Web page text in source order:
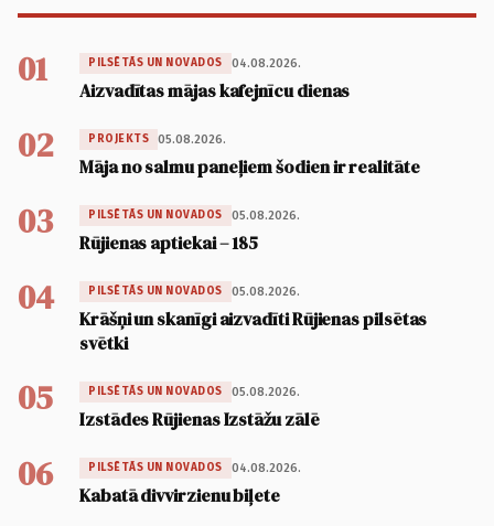
01 PILSĒTĀS UN NOVADOS 04.08.2026.
Aizvadītas mājas kafejnīcu dienas
02 PROJEKTS 05.08.2026.
Māja no salmu paneļiem šodien ir realitāte
03 PILSĒTĀS UN NOVADOS 05.08.2026.
Rūjienas aptiekai – 185
04 PILSĒTĀS UN NOVADOS 05.08.2026.
Krāšņi un skanīgi aizvadīti Rūjienas pilsētas
svētki
05 PILSĒTĀS UN NOVADOS 05.08.2026.
Izstādes Rūjienas Izstāžu zālē
06 PILSĒTĀS UN NOVADOS 04.08.2026.
Kabatā divvirzienu biļete